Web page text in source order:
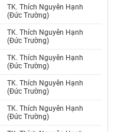
TK. Thích Nguyên Hạnh
(Đức Trường)
TK. Thích Nguyên Hạnh
(Đức Trường)
TK. Thích Nguyên Hạnh
(Đức Trường)
TK. Thích Nguyên Hạnh
(Đức Trường)
TK. Thích Nguyên Hạnh
(Đức Trường)